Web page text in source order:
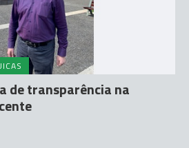
de transparência na